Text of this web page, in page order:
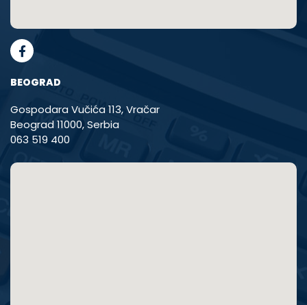
BEOGRAD
Gospodara Vučića 113, Vračar
Beograd 11000, Serbia
063 519 400